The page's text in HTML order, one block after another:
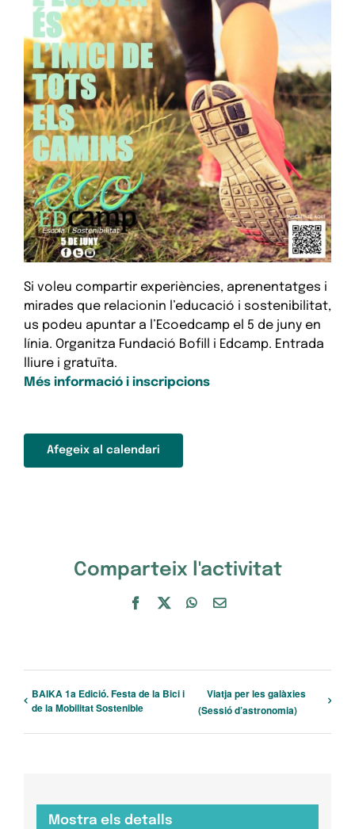
Si voleu compartir experiències, aprenentatges i
mirades que relacionin l’educació i sostenibilitat,
us podeu apuntar a l’Ecoedcamp el 5 de juny en
línia. Organitza Fundació Bofill i Edcamp. Entrada
lliure i gratuïta.
Més informació i inscripcions
Afegeix al calendari
Comparteix l'activitat
Facebook WhatsApp
Email:
BAIKA 1a Edició. Festa de la Bici i
de la Mobilitat Sostenible
Viatja per les galàxies
(Sessió d’astronomia)
Mostra els detalls